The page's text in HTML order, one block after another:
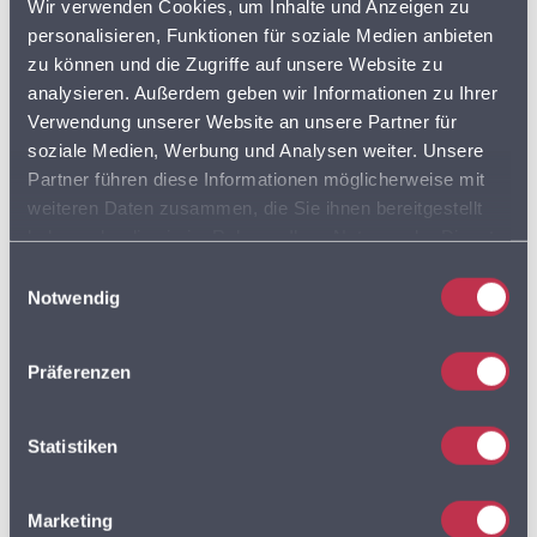
Wir verwenden Cookies, um Inhalte und Anzeigen zu
personalisieren, Funktionen für soziale Medien anbieten
zu können und die Zugriffe auf unsere Website zu
analysieren. Außerdem geben wir Informationen zu Ihrer
Verwendung unserer Website an unsere Partner für
soziale Medien, Werbung und Analysen weiter. Unsere
Partner führen diese Informationen möglicherweise mit
weiteren Daten zusammen, die Sie ihnen bereitgestellt
Cookies, wenn Sie unsere Webseite weiterhin nutzen.
Notwendig
Präferenzen
Statistiken
Marketing
DISCOUNTER FLOTTENPLANUNG
GOOGLE MAPS LEBENSMITTELDATEN
LEBENSMITTELEINZELHANDEL
LEBENSMITTELHANDEL LIEFERDIENSTE